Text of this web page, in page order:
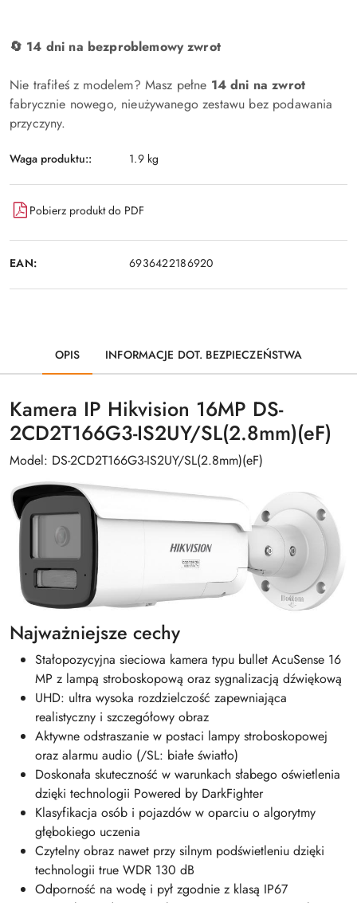
🔄 14 dni na bezproblemowy zwrot
Nie trafiłeś z modelem? Masz pełne 14 dni na zwrot
fabrycznie nowego, nieużywanego zestawu bez podawania
przyczyny.
Waga produktu:: 1.9 kg
Pobierz produkt do PDF
EAN: 6936422186920
OPIS INFORMACJE DOT. BEZPIECZEŃSTWA
Kamera IP Hikvision 16MP DS-
2CD2T166G3-IS2UY/SL(2.8mm)(eF)
Model: DS-2CD2T166G3-IS2UY/SL(2.8mm)(eF)
Najważniejsze cechy
Stałopozycyjna sieciowa kamera typu bullet AcuSense 16
MP z lampą stroboskopową oraz sygnalizacją dźwiękową
UHD: ultra wysoka rozdzielczość zapewniająca
realistyczny i szczegółowy obraz
Aktywne odstraszanie w postaci lampy stroboskopowej
oraz alarmu audio (/SL: białe światło)
Doskonała skuteczność w warunkach słabego oświetlenia
dzięki technologii Powered by DarkFighter
Klasyfikacja osób i pojazdów w oparciu o algorytmy
głębokiego uczenia
Czytelny obraz nawet przy silnym podświetleniu dzięki
technologii true WDR 130 dB
Odporność na wodę i pył zgodnie z klasą IP67